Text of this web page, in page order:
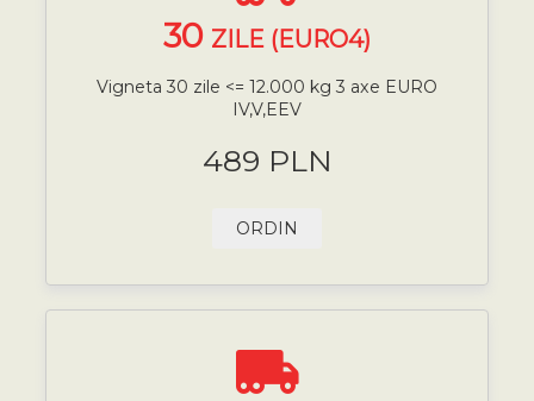
30 ZILE (EURO4)
Vigneta 30 zile <= 12.000 kg 3 axe EURO
IV,V,EEV
489 PLN
ORDIN